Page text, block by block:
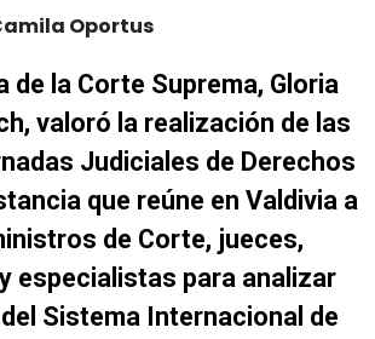
Oportus
de la Corte Suprema, Gloria
valoró la realización de las
Judiciales de Derechos
que reúne en Valdivia a
de Corte, jueces,
especialistas para analizar
Sistema Internacional de